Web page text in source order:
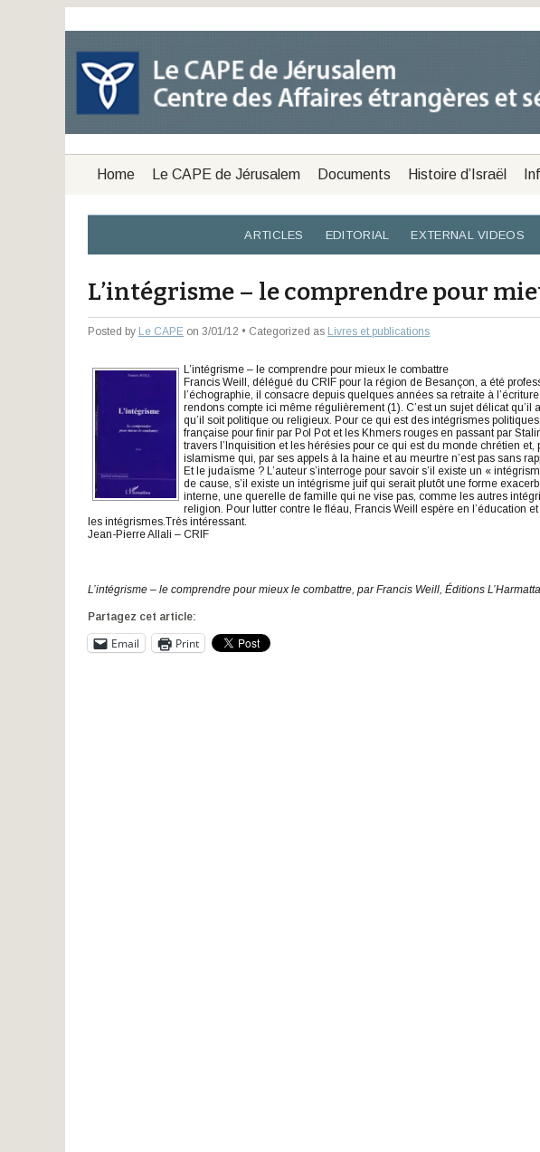
Home Le CAPE de Jérusalem Documents Histoire d’Israël
ARTICLES EDITORIAL EXTERNAL VIDEOS
L’intégrisme – le comprendre pour
Posted by Le CAPE on 3/01/12 • Categorized as Livres et publications
L’intégrisme – le comprendre pour mieux le combattre
Francis Weill, délégué du CRIF pour la région de Besançon, a été
l’échographie, il consacre depuis quelques années sa retraite à
rendons compte ici même régulièrement (1). C’est un sujet délicat
qu’il soit politique ou religieux. Pour ce qui est des intégrismes
française pour finir par Pol Pot et les Khmers rouges en passant par
travers l’Inquisition et les hérésies pour ce qui est du monde chrétien et,
islamisme qui, par ses appels à la haine et au meurtre n’est pas sans
Et le judaïsme ? L’auteur s’interroge pour savoir s’il existe un «
de cause, s’il existe un intégrisme juif qui serait plutôt une forme
interne, une querelle de famille qui ne vise pas, comme les autres
religion. Pour lutter contre le fléau, Francis Weill espère en l’éducation
les intégrismes.Très intéressant.
Jean-Pierre Allali – CRIF
L’intégrisme – le comprendre pour mieux le combattre, par Francis Weill, Éditions
Partagez cet article:
Email Print